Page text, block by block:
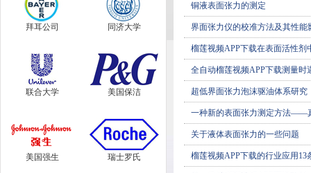
拜耳公司 同济大学
联合大学 美国保洁
美国强生 瑞士罗氏
铜液表面张力的测定
界面张力仪的校准方法及其性能
榴莲视频APP下载在表面活性剂
全自动榴莲视频APP下载测量时
超低界面张力泡沫驱油体系研究
一种新的表面张力测定方法——
关于液体表面张力的一些问题
榴莲视频APP下载的行业应用13